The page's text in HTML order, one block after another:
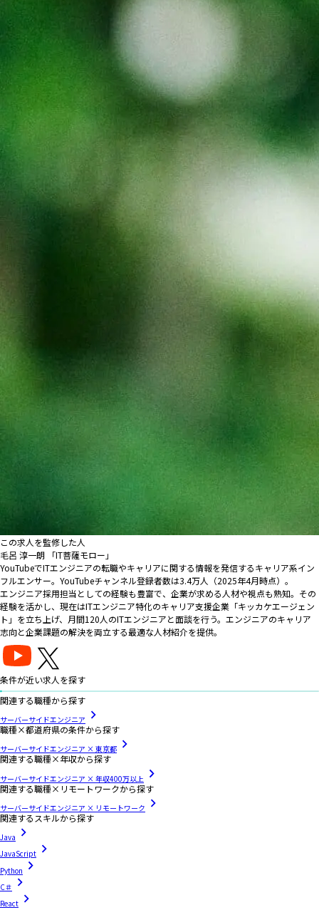
この求人を監修した人
毛呂 淳一朗 「IT菩薩モロー」
YouTubeでITエンジニアの転職やキャリアに関する情報を発信するキャリア系イン
フルエンサー。YouTubeチャンネル登録者数は3.4万人（2025年4月時点）。
エンジニア採用担当としての経験も豊富で、企業が求める人材や視点も熟知。その
経験を活かし、現在はITエンジニア特化のキャリア支援企業「キッカケエージェン
ト」を立ち上げ、月間120人のITエンジニアと面談を行う。エンジニアのキャリア
志向と企業課題の解決を両立する最適な人材紹介を提供。
条件が近い求人を探す
関連する職種から探す
サーバーサイドエンジニア
職種×都道府県の条件から探す
サーバーサイドエンジニア × 東京都
関連する職種×年収から探す
サーバーサイドエンジニア × 年収400万以上
関連する職種×リモートワークから探す
サーバーサイドエンジニア × リモートワーク
関連するスキルから探す
Java
JavaScript
Python
C＃
React